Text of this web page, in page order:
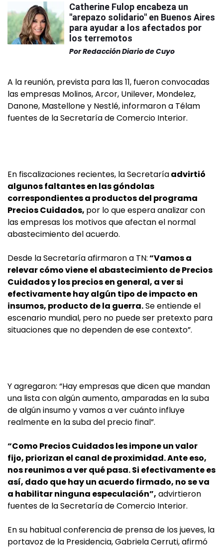
Catherine Fulop encabeza un
"arepazo solidario" en Buenos Aires
para ayudar a los afectados por
los terremotos
PorRedacción Diario de Cuyo
A la reunión, prevista para las 11, fueron convocadas
las empresas Molinos, Arcor, Unilever, Mondelez,
Danone, Mastellone y Nestlé, informaron a Télam
fuentes de la Secretaría de Comercio Interior.
En fiscalizaciones recientes, la Secretaríaadvirtió
algunos faltantes en las góndolas
correspondientes a productos del programa
Precios Cuidados, por lo que espera analizar con
las empresas los motivos que afectan el normal
abastecimiento del acuerdo.
Desde la Secretaría afirmaron a TN:“Vamos a
relevar cómo viene el abastecimiento de Precios
Cuidados y los precios en general, a ver si
efectivamente hay algún tipo de impacto en
insumos, producto de la guerra.Se entiende el
escenario mundial, pero no puede ser pretexto para
situaciones que no dependen de ese contexto”.
Y agregaron: “Hay empresas que dicen que mandan
una lista con algún aumento, amparadas en la suba
de algún insumo y vamos a ver cuánto influye
realmente en la suba del precio final”.
“Como Precios Cuidados les impone un valor
fijo, priorizan el canal de proximidad. Ante eso,
nos reunimos a ver qué pasa. Si efectivamente es
así, dado que hay un acuerdo firmado, no se va
a habilitar ninguna especulación”, advirtieron
fuentes de la Secretaría de Comercio Interior.
En su habitual conferencia de prensa de los jueves, la
portavoz de la Presidencia, Gabriela Cerruti, afirmó